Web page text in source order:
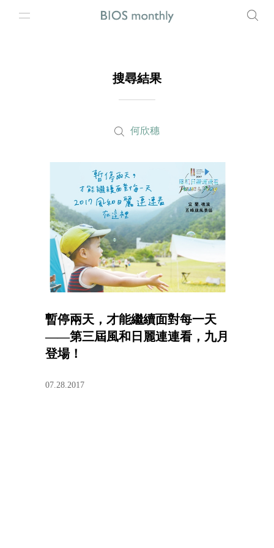
搜尋結果
何欣穗
暫停兩天，才能繼續面對每一天
——第三屆風和日麗連連看，九月
登場！
07.28.2017